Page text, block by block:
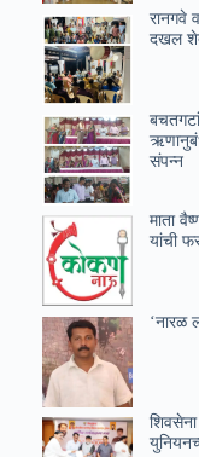
रानगवे
दखल
संपन्न
माता
यांची
‘नारळ